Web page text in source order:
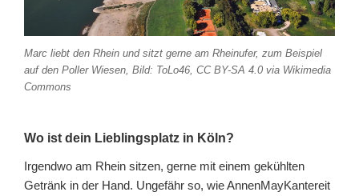
Marc liebt den Rhein und sitzt gerne am Rheinufer, zum Beispiel
auf den Poller Wiesen, Bild: ToLo46, CC BY-SA 4.0 via Wikimedia
Commons
Wo ist dein Lieblingsplatz in Köln?
Irgendwo am Rhein sitzen, gerne mit einem gekühlten
Getränk in der Hand. Ungefähr so, wie AnnenMayKantereit